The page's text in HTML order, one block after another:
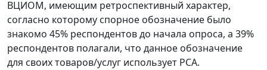
ВЦИОМ, имеющим ретроспективный характер,
согласно которому спорное обозначение было
знакомо 45% респондентов до начала опроса, а 39%
респондентов полагали, что данное обозначение
для своих товаров/услуг использует РСА.